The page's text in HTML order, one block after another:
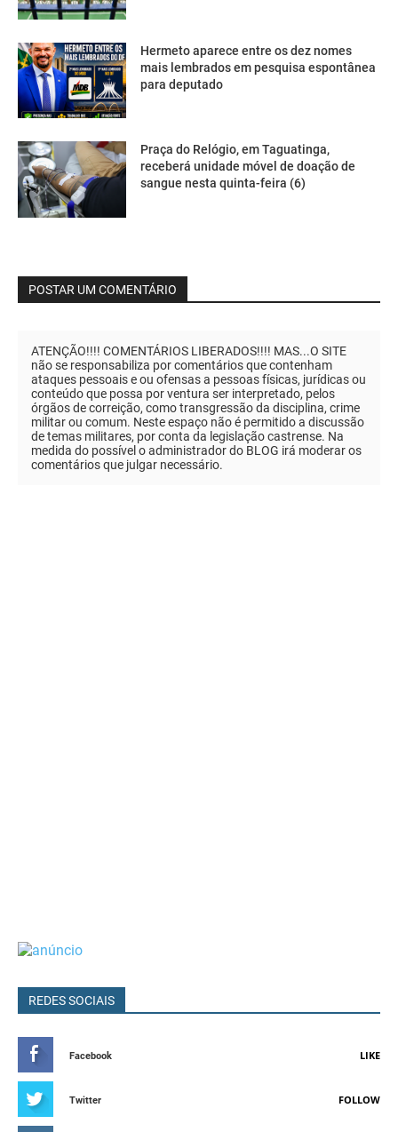
Hermeto aparece entre os dez nomes
mais lembrados em pesquisa espontânea
para deputado
Praça do Relógio, em Taguatinga,
receberá unidade móvel de doação de
sangue nesta quinta-feira (6)
POSTAR UM COMENTÁRIO
ATENÇÃO!!!! COMENTÁRIOS LIBERADOS!!!! MAS...O SITE
não se responsabiliza por comentários que contenham
ataques pessoais e ou ofensas a pessoas físicas, jurídicas ou
conteúdo que possa por ventura ser interpretado, pelos
órgãos de correição, como transgressão da disciplina, crime
militar ou comum. Neste espaço não é permitido a discussão
de temas militares, por conta da legislação castrense. Na
medida do possível o administrador do BLOG irá moderar os
comentários que julgar necessário.
REDES SOCIAIS
Facebook LIKE
Twitter FOLLOW